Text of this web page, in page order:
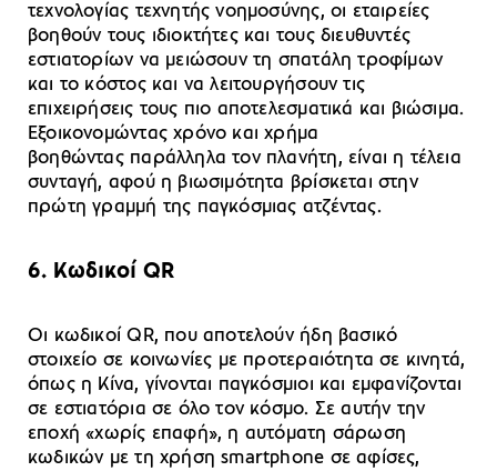
τεχνολογίας τεχνητής νοημοσύνης, οι εταιρείες
βοηθούν τους ιδιοκτήτες και τους διευθυντές
εστιατορίων να μειώσουν τη σπατάλη τροφίμων
και το κόστος και να λειτουργήσουν τις
επιχειρήσεις τους πιο αποτελεσματικά και βιώσιμα.
Εξοικονομώντας χρόνο και χρήμα
βοηθώντας παράλληλα τον πλανήτη, είναι η τέλεια
συνταγή, αφού η βιωσιμότητα βρίσκεται στην
πρώτη γραμμή της παγκόσμιας ατζέντας.
6. Κωδικοί QR
Οι κωδικοί QR, που αποτελούν ήδη βασικό
στοιχείο σε κοινωνίες με προτεραιότητα σε κινητά,
όπως η Κίνα, γίνονται παγκόσμιοι και εμφανίζονται
σε εστιατόρια σε όλο τον κόσμο. Σε αυτήν την
εποχή «χωρίς επαφή», η αυτόματη σάρωση
κωδικών με τη χρήση smartphone σε αφίσες,